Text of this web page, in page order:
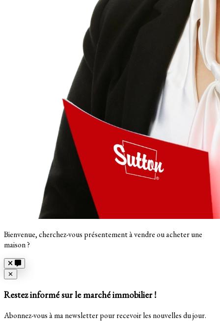
Bienvenue, cherchez-vous présentement à vendre ou acheter une
maison ?
Close
✕
Restez informé sur le marché immobilier !
Abonnez-vous à ma newsletter pour recevoir les nouvelles du jour.